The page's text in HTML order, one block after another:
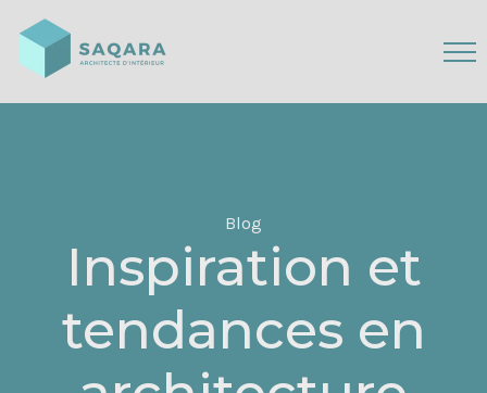
Blog
Inspiration et
tendances en